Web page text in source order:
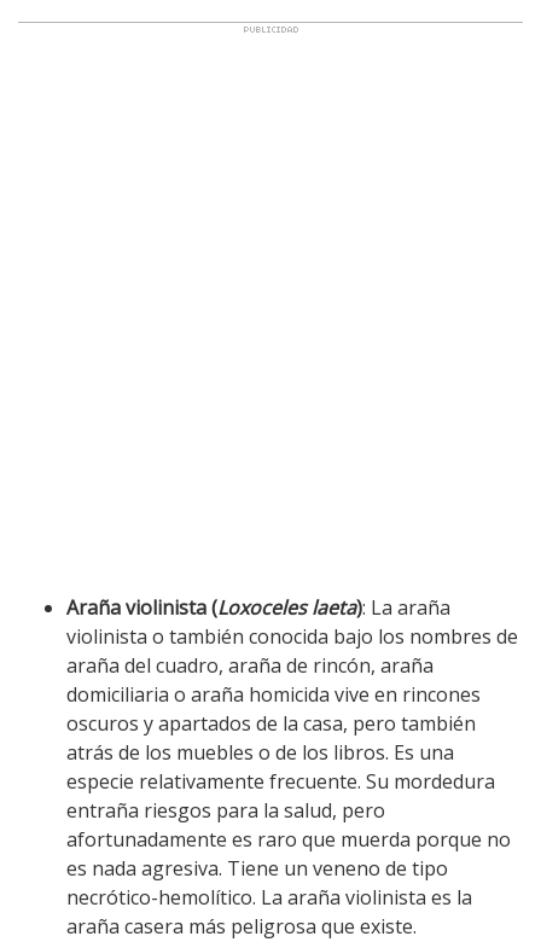
Araña violinista (Loxoceles laeta): La araña
violinista o también conocida bajo los nombres de
araña del cuadro, araña de rincón, araña
domiciliaria o araña homicida vive en rincones
oscuros y apartados de la casa, pero también
atrás de los muebles o de los libros. Es una
especie relativamente frecuente. Su mordedura
entraña riesgos para la salud, pero
afortunadamente es raro que muerda porque no
es nada agresiva. Tiene un veneno de tipo
necrótico-hemolítico. La araña violinista es la
araña casera más peligrosa que existe.